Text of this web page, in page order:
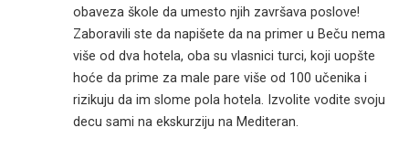
obaveza škole da umesto njih završava poslove!
Zaboravili ste da napišete da na primer u Beču nema
više od dva hotela, oba su vlasnici turci, koji uopšte
hoće da prime za male pare više od 100 učenika i
rizikuju da im slome pola hotela. Izvolite vodite svoju
decu sami na ekskurziju na Mediteran.